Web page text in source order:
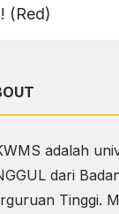
(Red)
adalah
dari
Tinggi.